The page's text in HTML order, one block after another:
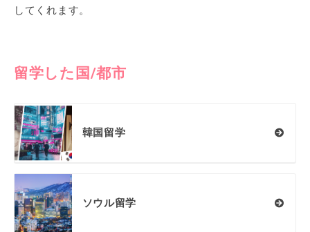
してくれます。
留学した国/都市
韓国留学
ソウル留学